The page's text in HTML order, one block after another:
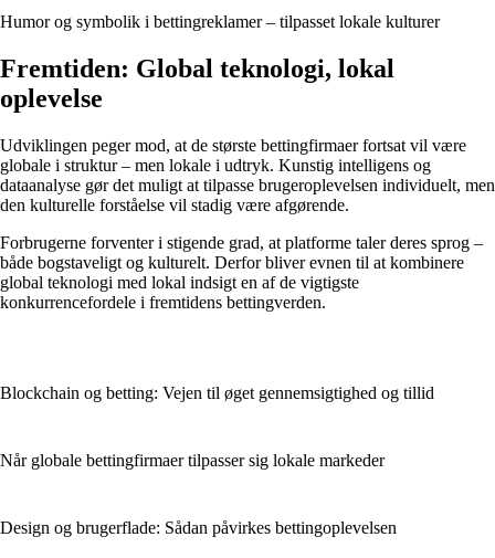
Humor og symbolik i bettingreklamer – tilpasset lokale kulturer
Fremtiden: Global teknologi, lokal
oplevelse
Udviklingen peger mod, at de største bettingfirmaer fortsat vil være
globale i struktur – men lokale i udtryk. Kunstig intelligens og
dataanalyse gør det muligt at tilpasse brugeroplevelsen individuelt, men
den kulturelle forståelse vil stadig være afgørende.
Forbrugerne forventer i stigende grad, at platforme taler deres sprog –
både bogstaveligt og kulturelt. Derfor bliver evnen til at kombinere
global teknologi med lokal indsigt en af de vigtigste
konkurrencefordele i fremtidens bettingverden.
Blockchain og betting: Vejen til øget gennemsigtighed og tillid
Når globale bettingfirmaer tilpasser sig lokale markeder
Design og brugerflade: Sådan påvirkes bettingoplevelsen